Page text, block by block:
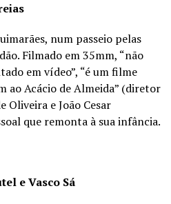
num passeio pelas
Filmado em 35mm, “não
em vídeo”, “é um filme
ao Acácio de Almeida” (diretor
Oliveira e João Cesar
que remonta à sua infância.
e Vasco Sá